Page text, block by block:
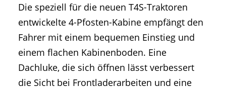
Die speziell für die neuen T4S-Traktoren
entwickelte 4-Pfosten-Kabine empfängt den
Fahrer mit einem bequemen Einstieg und
einem flachen Kabinenboden. Eine
Dachluke, die sich öffnen lässt verbessert
die Sicht bei Frontladerarbeiten und eine